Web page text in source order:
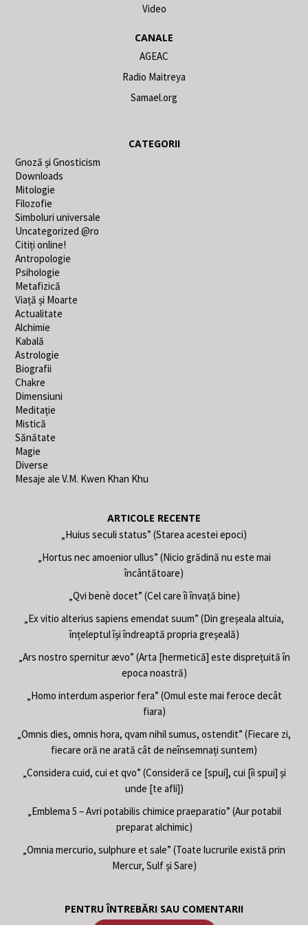
Video
CANALE
AGEAC
Radio Maitreya
Samael.org
CATEGORII
Gnoză și Gnosticism
Downloads
Mitologie
Filozofie
Simboluri universale
Uncategorized @ro
Citiți online!
Antropologie
Psihologie
Metafizică
Viață și Moarte
Actualitate
Alchimie
Kabală
Astrologie
Biografii
Chakre
Dimensiuni
Meditație
Mistică
Sănătate
Magie
Diverse
Mesaje ale V.M. Kwen Khan Khu
ARTICOLE RECENTE
„Huius seculi status” (Starea acestei epoci)
„Hortus nec amoenior ullus” (Nicio grădină nu este mai
încântătoare)
„Qvi benè docet” (Cel care îi învață bine)
„Ex vitio alterius sapiens emendat suum” (Din greșeala altuia,
înțeleptul își îndreaptă propria greșeală)
„Ars nostro spernitur ævo” (Arta [hermetică] este disprețuită în
epoca noastră)
„Homo interdum asperior fera” (Omul este mai feroce decât
fiara)
„Omnis dies, omnis hora, qvam nihil sumus, ostendit” (Fiecare zi,
fiecare oră ne arată cât de neînsemnați suntem)
„Considera cuid, cui et qvo” (Consideră ce [spui], cui [îi spui] și
unde [te afli])
„Emblema 5 – Avri potabilis chimice praeparatio” (Aur potabil
preparat alchimic)
„Omnia mercurio, sulphure et sale” (Toate lucrurile există prin
Mercur, Sulf și Sare)
PENTRU ÎNTREBĂRI SAU COMENTARII